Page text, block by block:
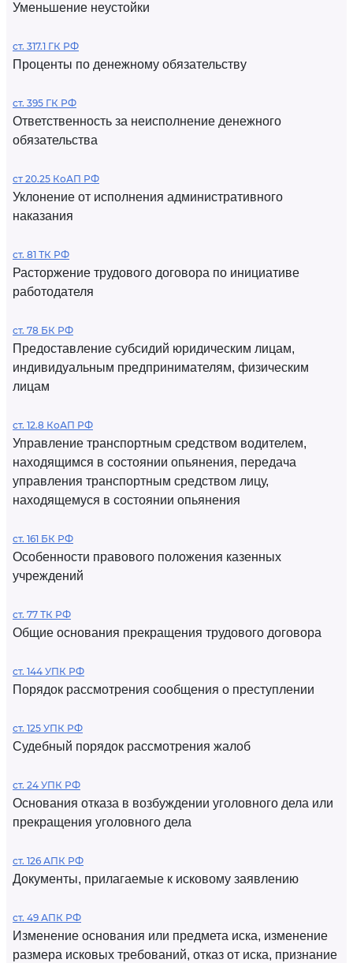
Уменьшение неустойки
ст. 317.1 ГК РФ
Проценты по денежному обязательству
ст. 395 ГК РФ
Ответственность за неисполнение денежного
обязательства
ст 20.25 КоАП РФ
Уклонение от исполнения административного
наказания
ст. 81 ТК РФ
Расторжение трудового договора по инициативе
работодателя
ст. 78 БК РФ
Предоставление субсидий юридическим лицам,
индивидуальным предпринимателям, физическим
лицам
ст. 12.8 КоАП РФ
Управление транспортным средством водителем,
находящимся в состоянии опьянения, передача
управления транспортным средством лицу,
находящемуся в состоянии опьянения
ст. 161 БК РФ
Особенности правового положения казенных
учреждений
ст. 77 ТК РФ
Общие основания прекращения трудового договора
ст. 144 УПК РФ
Порядок рассмотрения сообщения о преступлении
ст. 125 УПК РФ
Судебный порядок рассмотрения жалоб
ст. 24 УПК РФ
Основания отказа в возбуждении уголовного дела или
прекращения уголовного дела
ст. 126 АПК РФ
Документы, прилагаемые к исковому заявлению
ст. 49 АПК РФ
Изменение основания или предмета иска, изменение
размера исковых требований, отказ от иска, признание